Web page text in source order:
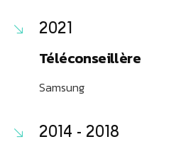
2021
Téléconseillère
Samsung
2014 - 2018